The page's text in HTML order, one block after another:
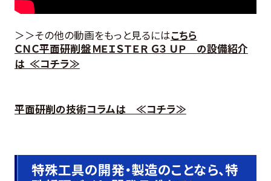
＞＞その他の動画をもっと見るにはこちら
ＣＮＣ平面研削盤 ＭＥＩＳＴＥＲ Ｇ３ ＵＰ の設備紹介
は ≪コチラ≫
平面研削の技術コラムは ≪コチラ≫
特殊工具の開発・製造のことなら、特